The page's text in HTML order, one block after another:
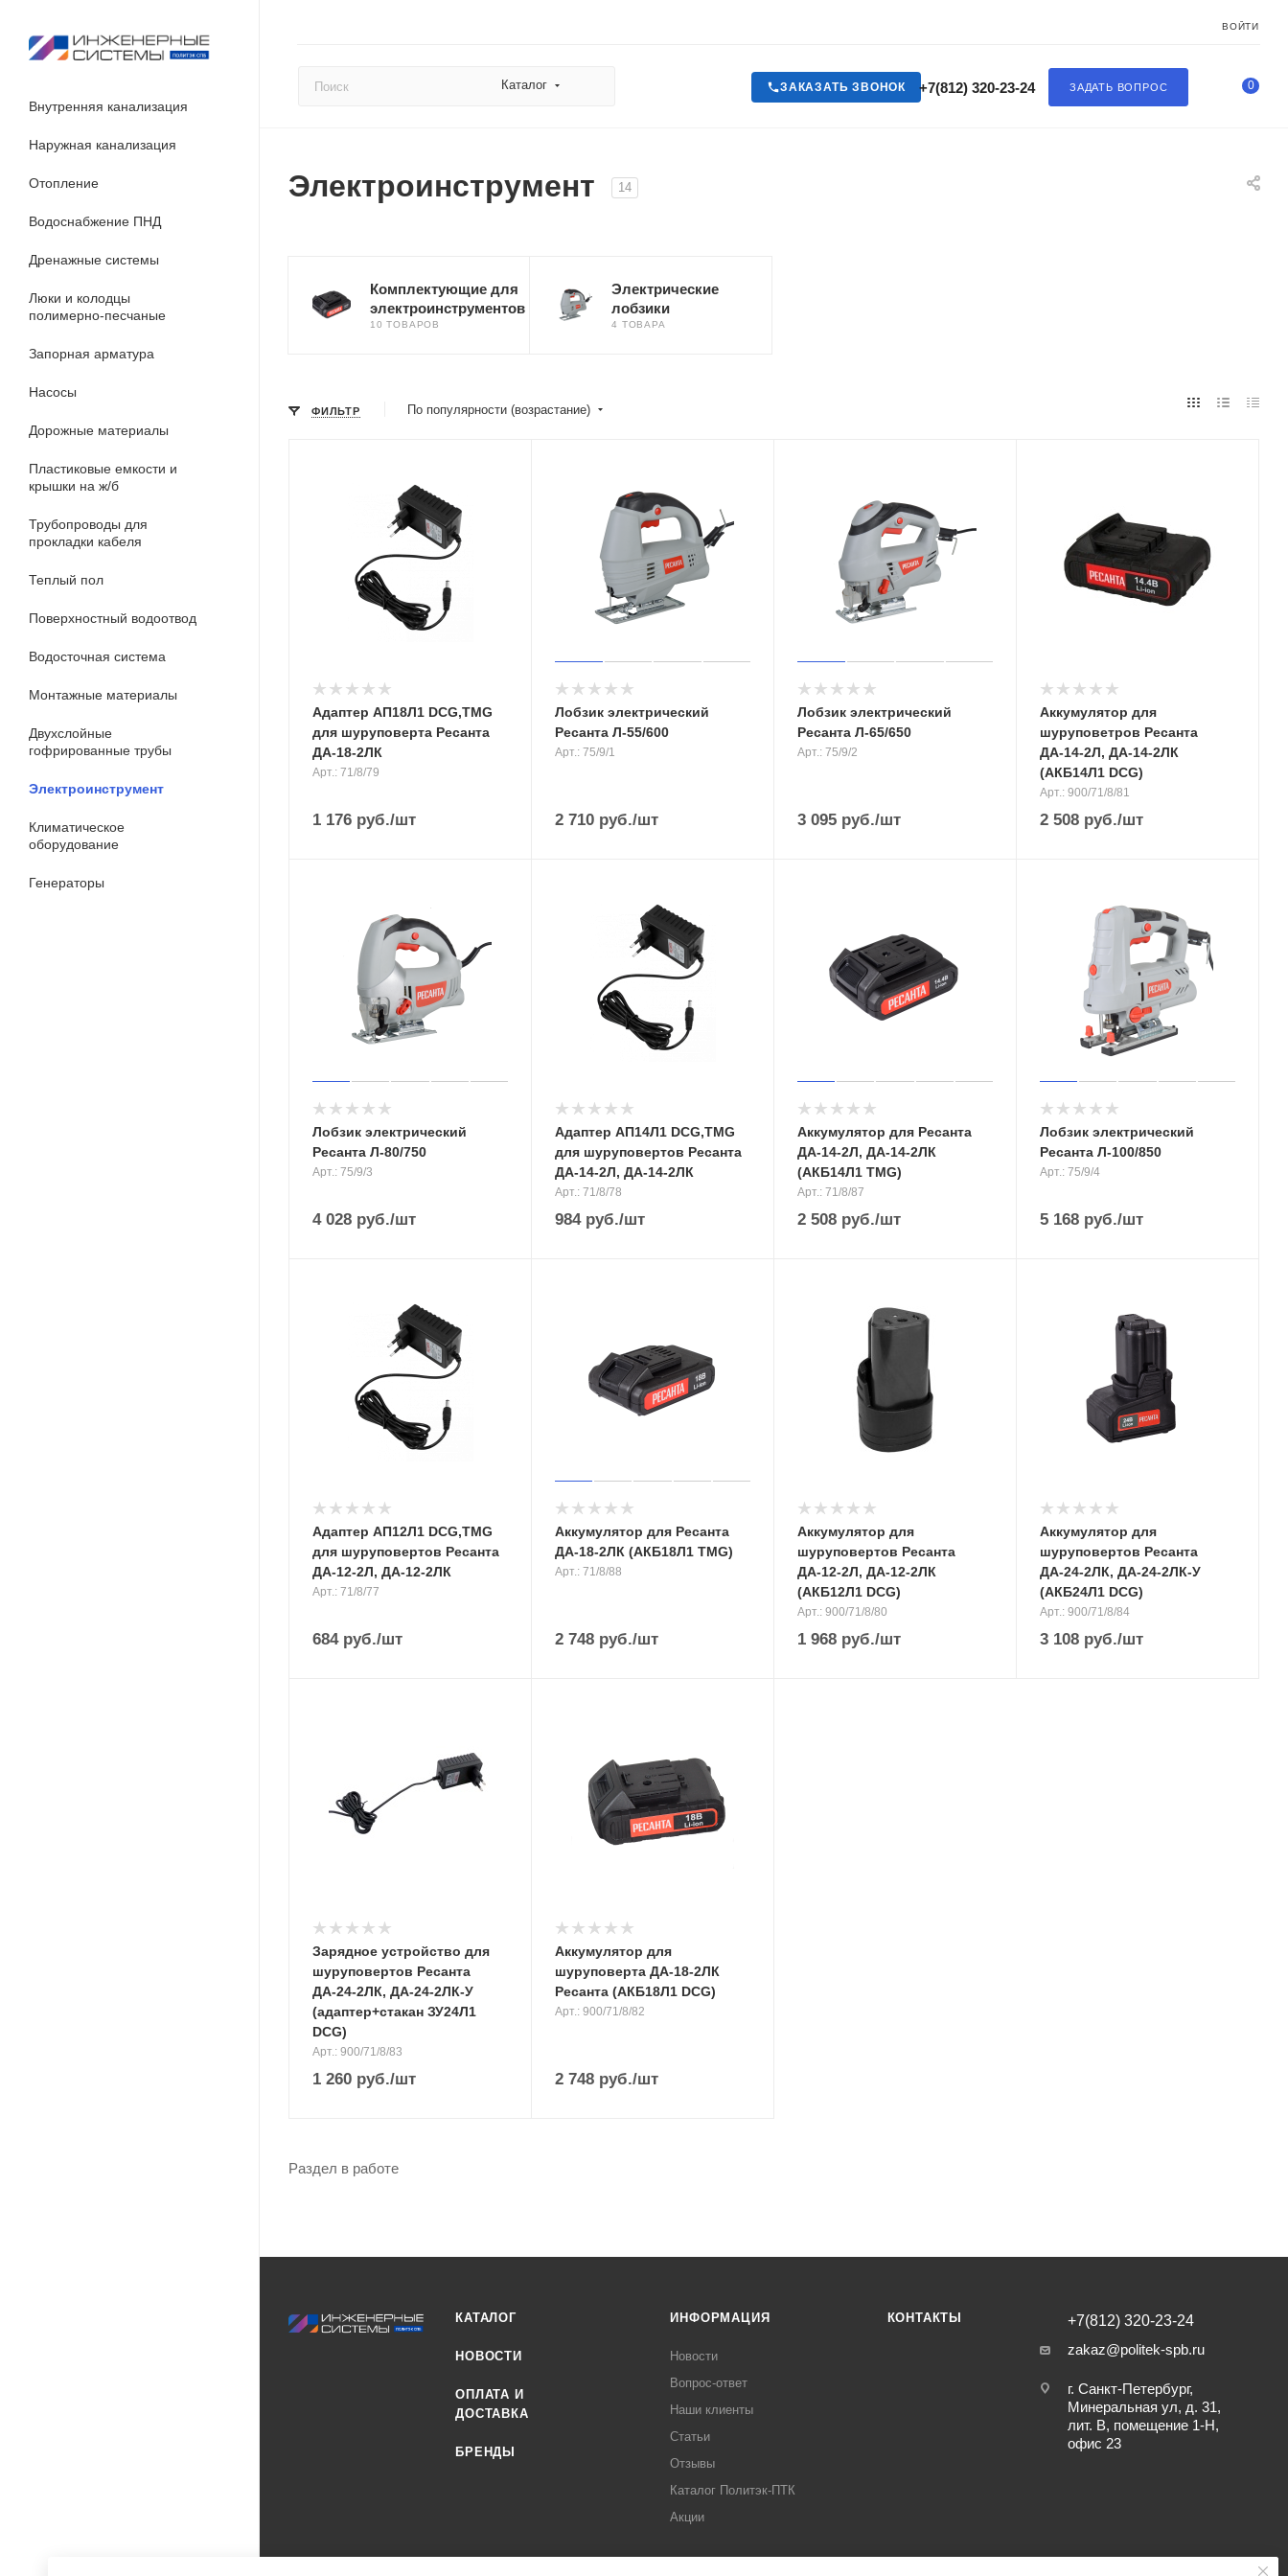
ВОЙТИ
Каталог ЗАДАТЬ ВОПРОС
+7(812) 320-23-24
ЗАКАЗАТЬ ЗВОНОК 0
Внутренняя канализация
Наружная канализация
Отопление
Водоснабжение ПНД
Дренажные системы
Люки и колодцы
полимерно-песчаные
Запорная арматура
Насосы
Дорожные материалы
Пластиковые емкости и
крышки на ж/б
Трубопроводы для
прокладки кабеля
Теплый пол
Поверхностный водоотвод
Водосточная система
Монтажные материалы
Двухслойные
гофрированные трубы
Электроинструмент
Климатическое
оборудование
Генераторы
Электроинструмент 14
Комплектующие для
электроинструментов
10 ТОВАРОВ
Электрические
лобзики
4 ТОВАРА
ФИЛЬТР По популярности (возрастание)
Адаптер АП18Л1 DCG,TMG
для шуруповерта Ресанта
ДА-18-2ЛК
Арт.: 71/8/79
1 176 руб./шт
Лобзик электрический
Ресанта Л-55/600
Арт.: 75/9/1
2 710 руб./шт
Лобзик электрический
Ресанта Л-65/650
Арт.: 75/9/2
3 095 руб./шт
Аккумулятор для
шуруповетров Ресанта
ДА-14-2Л, ДА-14-2ЛК
(АКБ14Л1 DCG)
Арт.: 900/71/8/81
2 508 руб./шт
Лобзик электрический
Ресанта Л-80/750
Арт.: 75/9/3
4 028 руб./шт
Адаптер АП14Л1 DCG,TMG
для шуруповертов Ресанта
ДА-14-2Л, ДА-14-2ЛК
Арт.: 71/8/78
984руб./шт
Аккумулятор для Ресанта
ДА-14-2Л, ДА-14-2ЛК
(АКБ14Л1 TMG)
Арт.: 71/8/87
2 508 руб./шт
Лобзик электрический
Ресанта Л-100/850
Арт.: 75/9/4
5 168 руб./шт
Адаптер АП12Л1 DCG,TMG
для шуруповертов Ресанта
ДА-12-2Л, ДА-12-2ЛК
Арт.: 71/8/77
684руб./шт
Аккумулятор для Ресанта
ДА-18-2ЛК (АКБ18Л1 TMG)
Арт.: 71/8/88
2 748 руб./шт
Аккумулятор для
шуруповертов Ресанта
ДА-12-2Л, ДА-12-2ЛК
(АКБ12Л1 DCG)
Арт.: 900/71/8/80
1 968 руб./шт
Аккумулятор для
шуруповертов Ресанта
ДА-24-2ЛК, ДА-24-2ЛК-У
(АКБ24Л1 DCG)
Арт.: 900/71/8/84
3 108 руб./шт
Зарядное устройство для
шуруповертов Ресанта
ДА-24-2ЛК, ДА-24-2ЛК-У
(адаптер+стакан ЗУ24Л1
DCG)
Арт.: 900/71/8/83
1 260 руб./шт
Аккумулятор для
шуруповерта ДА-18-2ЛК
Ресанта (АКБ18Л1 DCG)
Арт.: 900/71/8/82
2 748 руб./шт
Раздел в работе
КАТАЛОГ
НОВОСТИ
ОПЛАТА И
ДОСТАВКА
БРЕНДЫ
ИНФОРМАЦИЯ
Новости
Вопрос-ответ
Наши клиенты
Статьи
Отзывы
Каталог Политэк-ПТК
Акции
КОНТАКТЫ
+7(812) 320-23-24
zakaz@politek-spb.ru
г. Санкт-Петербург,
Минеральная ул, д. 31,
лит. В, помещение 1-Н,
офис 23